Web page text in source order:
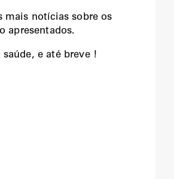
mais notícias sobre os
apresentados.
e até breve !